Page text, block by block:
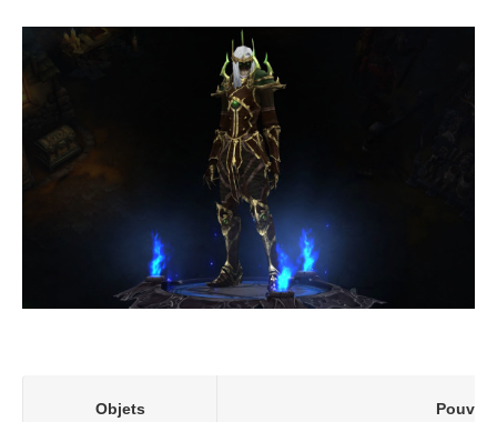
Objets